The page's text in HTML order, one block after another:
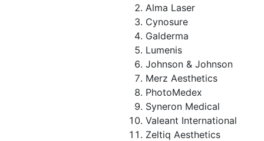
Alma Laser
Cynosure
Galderma
Lumenis
Johnson & Johnson
Merz Aesthetics
PhotoMedex
Syneron Medical
Valeant International
Zeltiq Aesthetics